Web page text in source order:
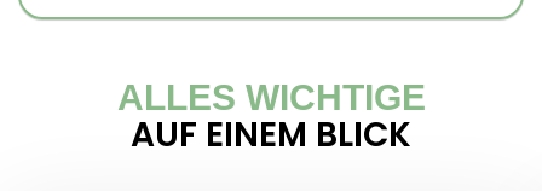
ALLES WICHTIGE
AUF EINEM BLICK